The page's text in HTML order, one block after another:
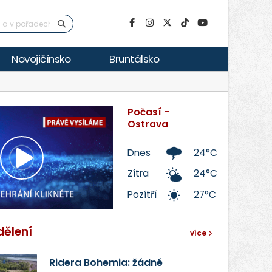
Novojičínsko Bruntálsko
Přehrát
video
Počasí -
Ostrava
Dnes
24°C
Zítra
24°C
Pozítří
27°C
více
Ridera Bohemia: žádné